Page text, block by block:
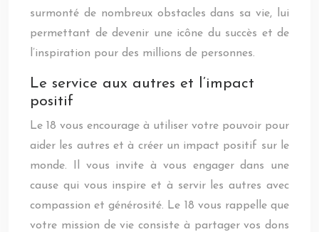
surmonté de nombreux obstacles dans sa vie, lui
permettant de devenir une icône du succès et de
l’inspiration pour des millions de personnes.
Le service aux autres et l’impact
positif
Le 18 vous encourage à utiliser votre pouvoir pour
aider les autres et à créer un impact positif sur le
monde. Il vous invite à vous engager dans une
cause qui vous inspire et à servir les autres avec
compassion et générosité. Le 18 vous rappelle que
votre mission de vie consiste à partager vos dons